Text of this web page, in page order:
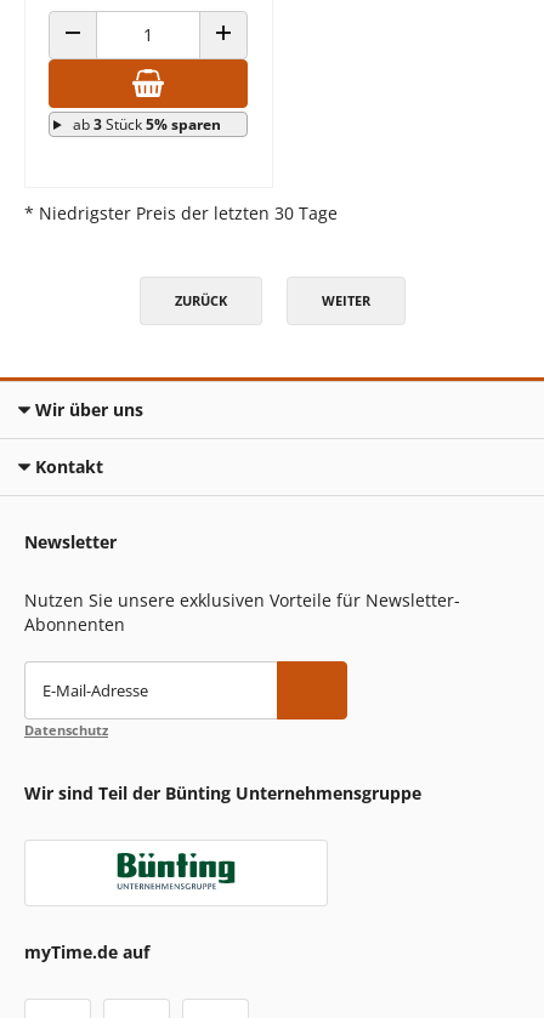
ANZAHL VERRINGERN ANZAHL ERHÖHEN
ab3Stück5% sparen
* Niedrigster Preis der letzten 30 Tage
ZURÜCK WEITER
Wir über uns
Kontakt
Newsletter
Nutzen Sie unsere exklusiven Vorteile für Newsletter-
Abonnenten
E-Mail-Adresse
Datenschutz
Wir sind Teil der Bünting Unternehmensgruppe
myTime.de auf